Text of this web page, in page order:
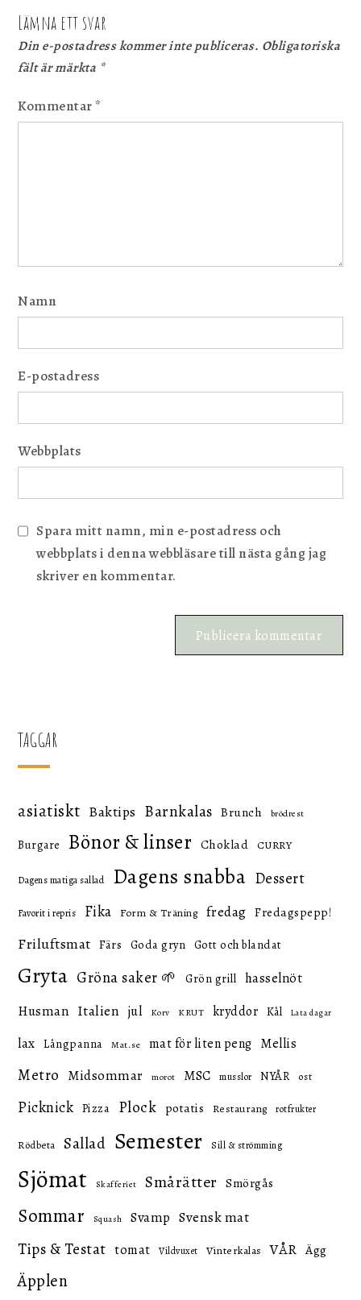
Lämna ett svar
Din e-postadress kommer inte publiceras. Obligatoriska
fält är märkta *
Kommentar*
Namn
E-postadress
Webbplats
Spara mitt namn, min e-postadress och
webbplats i denna webbläsare till nästa gång jag
skriver en kommentar.
TAGGAR
asiatiskt Baktips Barnkalas Brunch brödrest
Burgare Bönor & linser Choklad CURRY
Dagens matiga sallad Dagens snabba Dessert
Favorit i repris Fika Form & Träning fredag Fredagspepp!
Friluftsmat Färs Goda gryn Gott och blandat
Gryta Gröna saker 🌱 Grön grill hasselnöt
Husman Italien jul Korv KRUT kryddor Kål Lata dagar
lax Långpanna Mat.se mat för liten peng Mellis
Metro Midsommar morot MSC musslor NYÅR ost
Picknick Pizza Plock potatis Restaurang rotfrukter
Rödbeta Sallad Semester Sill & strömming
Sjömat Skafferiet Smårätter Smörgås
Sommar Squash Svamp Svensk mat
Tips & Testat tomat Vildvuxet Vinterkalas VÅR Ägg
Äpplen